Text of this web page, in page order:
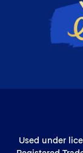
Used under